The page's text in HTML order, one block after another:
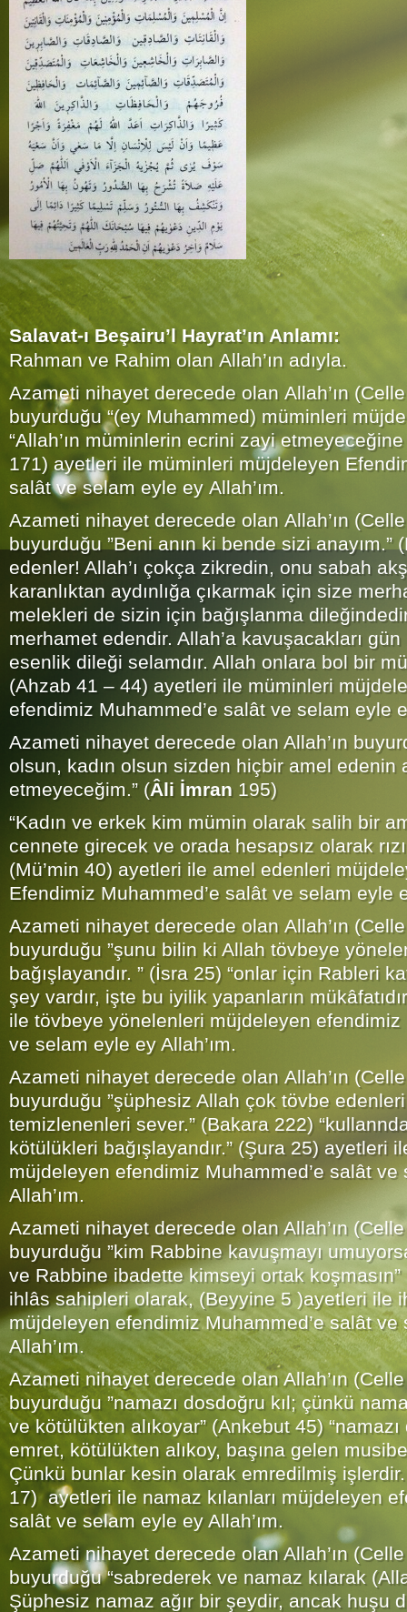
Salavat-ı Beşairu’l Hayrat’ın Anlamı:
Rahman ve Rahim olan Allah’ın adıyla.
Azameti nihayet derecede olan Allah’ın
buyurduğu “(ey Muhammed) müminleri
“Allah’ın müminlerin ecrini zayi
171) ayetleri ile müminleri müjdeleyen
salât ve selam eyle ey Allah’ım.
Azameti nihayet derecede olan Allah’ın
buyurduğu ”Beni anın ki bende sizi anayım.”
edenler! Allah’ı çokça zikredin, onu sabah
karanlıktan aydınlığa çıkarmak için size
melekleri de sizin için bağışlanma
merhamet edendir. Allah’a kavuşacakları
esenlik dileği selamdır. Allah onlara bol bir
(Ahzab 41 – 44) ayetleri ile müminleri
efendimiz Muhammed’e salât ve selam eyle
Azameti nihayet derecede olan Allah’ın
olsun, kadın olsun sizden hiçbir amel edenin
etmeyeceğim.” (Âli İmran 195)
“Kadın ve erkek kim mümin olarak salih bir
cennete girecek ve orada hesapsız olarak
(Mü’min 40) ayetleri ile amel edenleri
Efendimiz Muhammed’e salât ve selam eyle
Azameti nihayet derecede olan Allah’ın
buyurduğu ”şunu bilin ki Allah tövbeye
bağışlayandır. ” (İsra 25) “onlar için Rableri
şey vardır, işte bu iyilik yapanların
ile tövbeye yönelenleri müjdeleyen efendimiz
ve selam eyle ey Allah’ım.
Azameti nihayet derecede olan Allah’ın
buyurduğu ”şüphesiz Allah çok tövbe
temizlenenleri sever.” (Bakara 222)
kötülükleri bağışlayandır.” (Şura 25) ayetleri
müjdeleyen efendimiz Muhammed’e salât ve
Allah’ım.
Azameti nihayet derecede olan Allah’ın
buyurduğu ”kim Rabbine kavuşmayı
ve Rabbine ibadette kimseyi ortak koşmasın”
ihlâs sahipleri olarak, (Beyyine 5 )ayetleri ile
müjdeleyen efendimiz Muhammed’e salât ve
Allah’ım.
Azameti nihayet derecede olan Allah’ın
buyurduğu ”namazı dosdoğru kıl; çünkü
ve kötülükten alıkoyar” (Ankebut 45)
emret, kötülükten alıkoy, başına gelen
Çünkü bunlar kesin olarak emredilmiş
17) ayetleri ile namaz kılanları müjdeleyen
salât ve selam eyle ey Allah’ım.
Azameti nihayet derecede olan Allah’ın
buyurduğu “sabrederek ve namaz kılarak
Şüphesiz namaz ağır bir şeydir, ancak huşu